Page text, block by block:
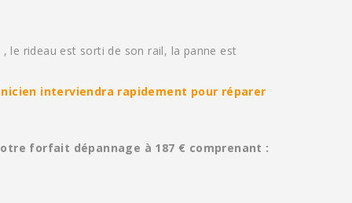
le rideau est sorti de son rail, la panne est
interviendra rapidement pour réparer
forfait dépannage à 187 € comprenant :